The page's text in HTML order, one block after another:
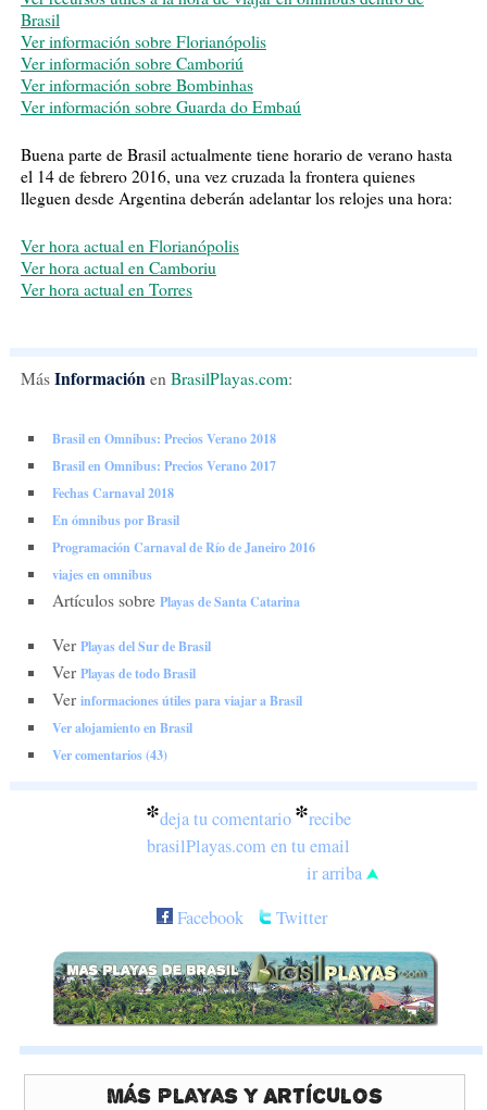
Brasil
Ver información sobre Florianópolis
Ver información sobre Camboriú
Ver información sobre Bombinhas
Ver información sobre Guarda do Embaú
Buena parte de Brasil actualmente tiene horario de verano hasta
el 14 de febrero 2016, una vez cruzada la frontera quienes
lleguen desde Argentina deberán adelantar los relojes una hora:
Ver hora actual en Florianópolis
Ver hora actual en Camboriu
Ver hora actual en Torres
Más Informaciónen BrasilPlayas.com:
Brasil en Omnibus: Precios Verano 2018
Brasil en Omnibus: Precios Verano 2017
Fechas Carnaval 2018
En ómnibus por Brasil
Programación Carnaval de Río de Janeiro 2016
viajes en omnibus
Artículos sobre Playas de Santa Catarina
Ver Playas del Sur de Brasil
Ver Playas de todo Brasil
Ver informaciones útiles para viajar a Brasil
Ver alojamiento en Brasil
Ver comentarios (43)
*deja tu comentario*recibe
brasilPlayas.com en tu email
ir arriba
Facebook
Twitter
Más Playas y Artículos